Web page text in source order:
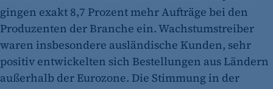
Cookie Laufzeit:
"no" - 50 Jahre "yes" - 480 Tage
fe_typo_user
Name:
fe_typo_user
gingen exakt 8,7 Prozent mehr Aufträge bei den
Produzenten der Branche ein. Wachstumstreiber
waren insbesondere ausländische Kunden, sehr
positiv entwickelten sich Bestellungen aus Ländern
außerhalb der Eurozone. Die Stimmung in der